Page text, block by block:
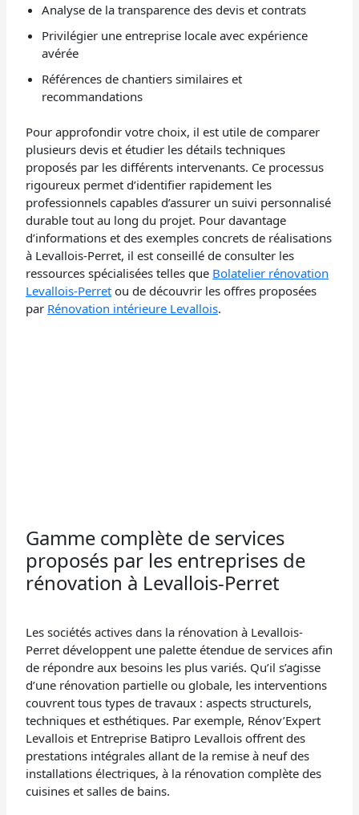
Analyse de la transparence des devis et contrats
Privilégier une entreprise locale avec expérience
avérée
Références de chantiers similaires et
recommandations
Pour approfondir votre choix, il est utile de comparer
plusieurs devis et étudier les détails techniques
proposés par les différents intervenants. Ce processus
rigoureux permet d’identifier rapidement les
professionnels capables d’assurer un suivi personnalisé
durable tout au long du projet. Pour davantage
d’informations et des exemples concrets de réalisations
à Levallois-Perret, il est conseillé de consulter les
ressources spécialisées telles que Bolatelier rénovation
Levallois-Perret ou de découvrir les offres proposées
par Rénovation intérieure Levallois.
Gamme complète de services
proposés par les entreprises de
rénovation à Levallois-Perret
Les sociétés actives dans la rénovation à Levallois-
Perret développent une palette étendue de services afin
de répondre aux besoins les plus variés. Qu’il s’agisse
d’une rénovation partielle ou globale, les interventions
couvrent tous types de travaux : aspects structurels,
techniques et esthétiques. Par exemple, Rénov’Expert
Levallois et Entreprise Batipro Levallois offrent des
prestations intégrales allant de la remise à neuf des
installations électriques, à la rénovation complète des
cuisines et salles de bains.